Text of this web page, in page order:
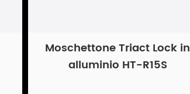
Moschettone Triact Lock in
alluminio HT-R15S